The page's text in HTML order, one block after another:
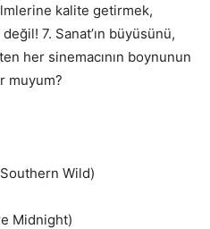
kalite getirmek,
7. Sanat’ın büyüsünü,
her sinemacının boynunun
muyum?
Wild)
Midnight)